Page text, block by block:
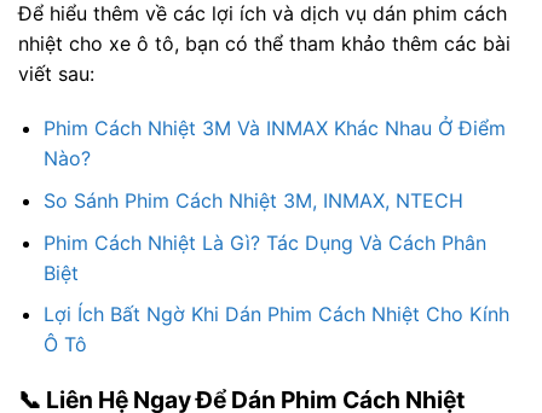
Để hiểu thêm về các lợi ích và dịch vụ dán phim cách
nhiệt cho xe ô tô, bạn có thể tham khảo thêm các bài
viết sau:
Phim Cách Nhiệt 3M Và INMAX Khác Nhau Ở Điểm
Nào?
So Sánh Phim Cách Nhiệt 3M, INMAX, NTECH
Phim Cách Nhiệt Là Gì? Tác Dụng Và Cách Phân
Biệt
Lợi Ích Bất Ngờ Khi Dán Phim Cách Nhiệt Cho Kính
Ô Tô
📞 Liên Hệ Ngay Để Dán Phim Cách Nhiệt